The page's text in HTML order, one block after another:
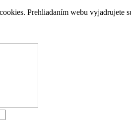
Prehliadaním webu vyjadrujete